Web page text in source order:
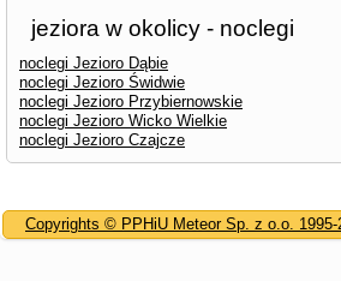
jeziora w okolicy - noclegi
noclegi Jezioro Dąbie
noclegi Jezioro Świdwie
noclegi Jezioro Przybiernowskie
noclegi Jezioro Wicko Wielkie
noclegi Jezioro Czajcze
Copyrights © PPHiU Meteor Sp. z o.o. 1995-